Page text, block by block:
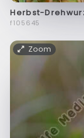
Herbst-
f105645
Zoom